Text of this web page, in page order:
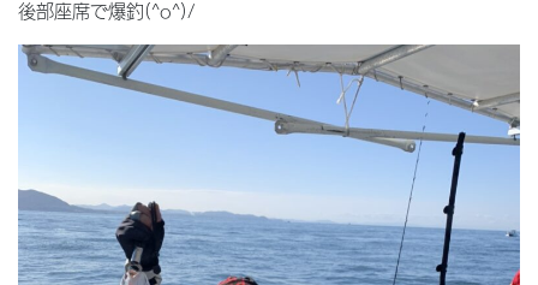
後部座席で爆釣(^o^)/